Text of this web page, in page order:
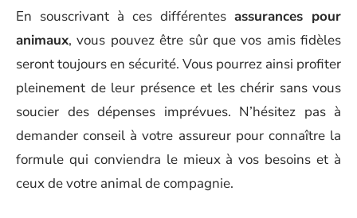
En souscrivant à ces différentes assurances pour
animaux, vous pouvez être sûr que vos amis fidèles
seront toujours en sécurité. Vous pourrez ainsi profiter
pleinement de leur présence et les chérir sans vous
soucier des dépenses imprévues. N’hésitez pas à
demander conseil à votre assureur pour connaître la
formule qui conviendra le mieux à vos besoins et à
ceux de votre animal de compagnie.